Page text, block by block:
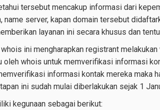
tersebut mencakup informasi dari
name server, kapan domain tersebut
layanan ini secara khusus dan
ini mengharapkan registrant
oleh whois untuk memverifikasi informasi
informasi kontak mereka maka
ini sudah mulai diberlakukan sejak 1
kegunaan sebagai berikut: